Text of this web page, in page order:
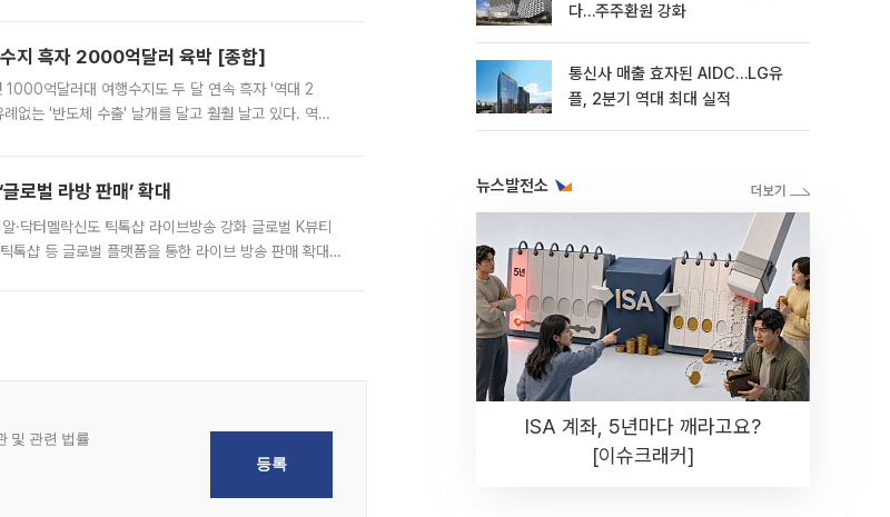
지 흑자 2000억달러 육박 [종합]
억달러대 여행수지도 두 달 연속 흑자 '역대 2
없는 '반도체 수출' 날개를 달고 훨훨 날고 있다. 역대
로벌 라방 판매’ 확대
·닥터멜락신도 틱톡샵 라이브방송 강화 글로벌 K뷰티
톡샵 등 글로벌 플랫폼을 통한 라이브 방송 판매 확대에
다…주주환원 강화
통신사 매출 효자된 AIDC…LG유
플, 2분기 역대 최대 실적
뉴스발전소
ISA 계좌, 5년마다 깨라고요?
[이슈크래커]